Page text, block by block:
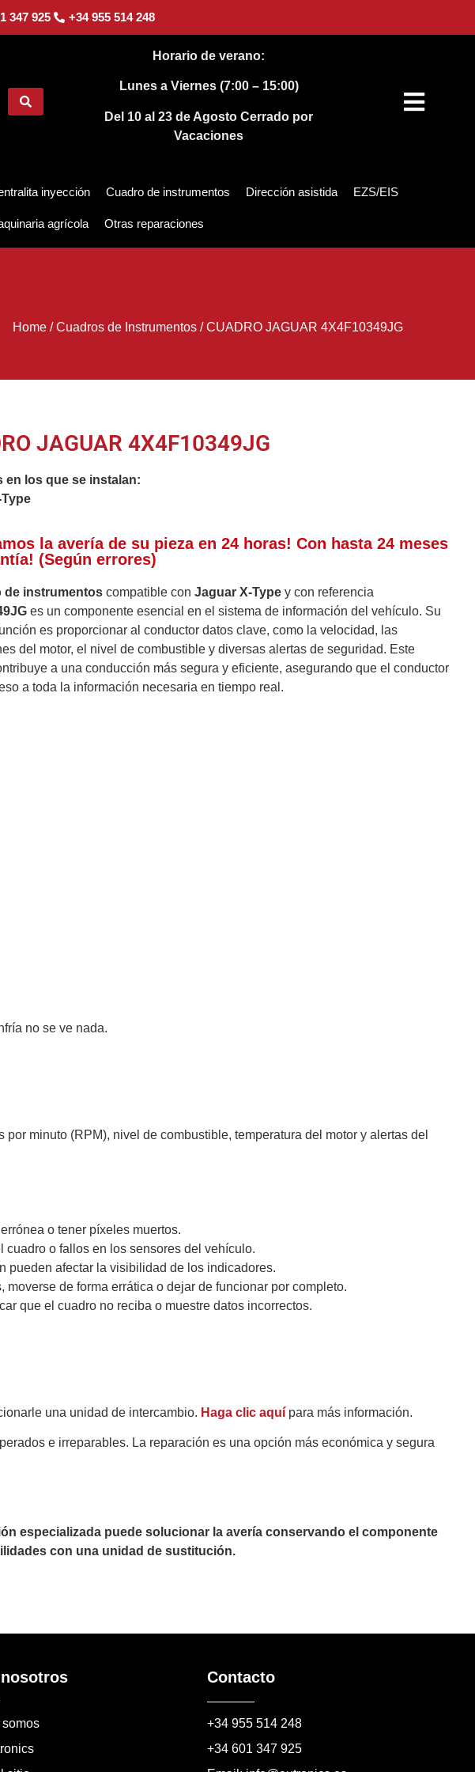
347 925 +34 955 514 248
Horario de verano:
Lunes a Viernes (7:00 – 15:00)
Del 10 al 23 de AgostoCerrado por
Vacaciones
inyección Cuadro de instrumentos Dirección asistida EZS/EIS
agrícola Otras reparaciones
Home/Cuadros de Instrumentos/CUADRO JAGUAR 4X4F10349JG
JAGUAR 4X4F10349JG
en los que se instalan:
la avería de su pieza en 24 horas! Con hasta 24 meses
(Según errores)
de instrumentos compatible con Jaguar X-Type y con referencia
es un componente esencial en el sistema de información del vehículo. Su
es proporcionar al conductor datos clave, como la velocidad, las
del motor, el nivel de combustible y diversas alertas de seguridad. Este
a una conducción más segura y eficiente, asegurando que el conductor
a toda la información necesaria en tiempo real.
no se ve nada.
minuto (RPM), nivel de combustible, temperatura del motor y alertas del
o tener píxeles muertos.
o fallos en los sensores del vehículo.
pueden afectar la visibilidad de los indicadores.
de forma errática o dejar de funcionar por completo.
que el cuadro no reciba o muestre datos incorrectos.
una unidad de intercambio. Haga clic aquí para más información.
e irreparables. La reparación es una opción más económica y segura
especializada puede solucionar la avería conservando el componente
con una unidad de sustitución.
Contacto
+34 955 514 248
+34 601 347 925